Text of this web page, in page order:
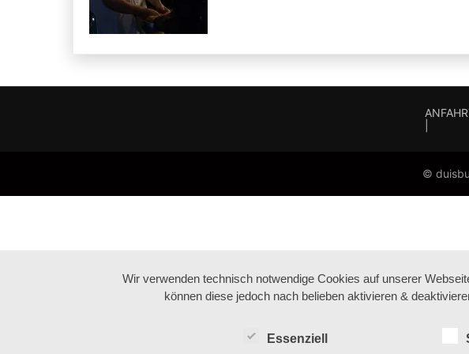
©
Wir verwenden technisch notwendige Cookies auf unserer
können diese jedoch nach belieben aktivieren &
Essenziell